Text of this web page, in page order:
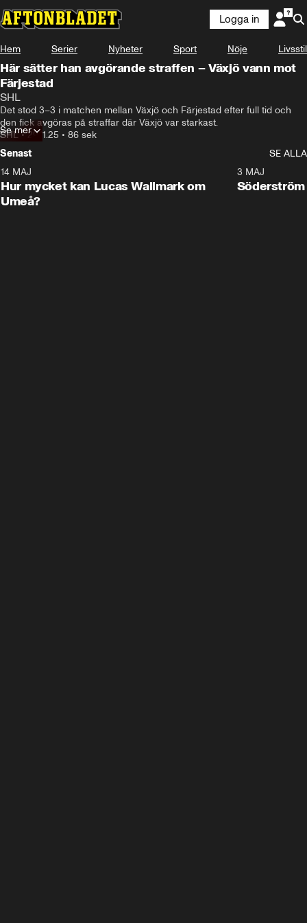
Logga in
Hem Serier Nyheter Sport Nöje Livsstil
Här sätter han avgörande straffen – Växjö vann mot
Färjestad
SHL
Det stod 3–3 i matchen mellan Växjö och Färjestad efter full tid och
den fick avgöras på straffar där Växjö var starkast.
SHL•29.11.25 • 86 sek
Se mer
Senast
SE ALLA
Plus
14 MAJ
Hur mycket kan Lucas Wallmark om
Umeå?
3 MAJ